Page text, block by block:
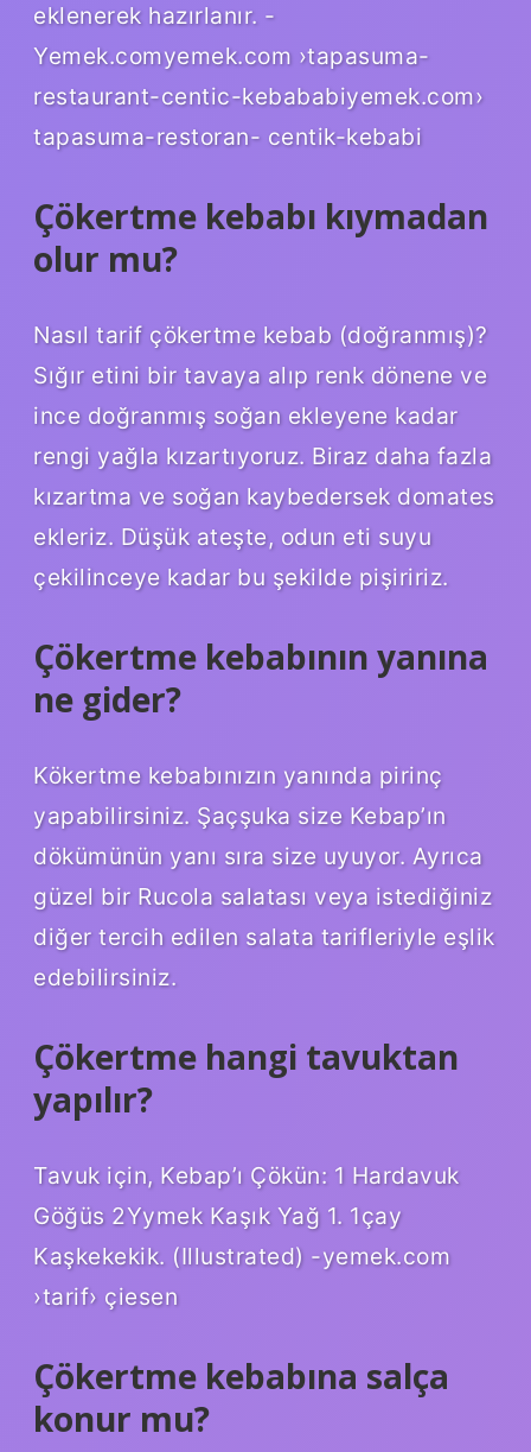
eklenerek hazırlanır. -
Yemek.comyemek.com ›tapasuma-
restaurant-centic-kebababiyemek.com›
tapasuma-restoran- centik-kebabi
Çökertme kebabı kıymadan
olur mu?
Nasıl tarif çökertme kebab (doğranmış)?
Sığır etini bir tavaya alıp renk dönene ve
ince doğranmış soğan ekleyene kadar
rengi yağla kızartıyoruz. Biraz daha fazla
kızartma ve soğan kaybedersek domates
ekleriz. Düşük ateşte, odun eti suyu
çekilinceye kadar bu şekilde pişiririz.
Çökertme kebabının yanına
ne gider?
Kökertme kebabınızın yanında pirinç
yapabilirsiniz. Şaçşuka size Kebap’ın
dökümünün yanı sıra size uyuyor. Ayrıca
güzel bir Rucola salatası veya istediğiniz
diğer tercih edilen salata tarifleriyle eşlik
edebilirsiniz.
Çökertme hangi tavuktan
yapılır?
Tavuk için, Kebap’ı Çökün: 1 Hardavuk
Göğüs 2Yymek Kaşık Yağ 1. 1çay
Kaşkekekik. (Illustrated) -yemek.com
›tarif› çiesen
Çökertme kebabına salça
konur mu?